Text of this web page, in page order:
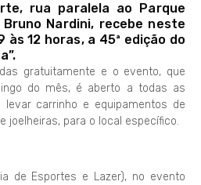
rua paralela ao Parque
Bruno Nardini, recebe neste
às 12 horas, a 45ª edição do
gratuitamente e o evento, que
do mês, é aberto a todas as
levar carrinho e equipamentos de
joelheiras, para o local específico.
de Esportes e Lazer), no evento